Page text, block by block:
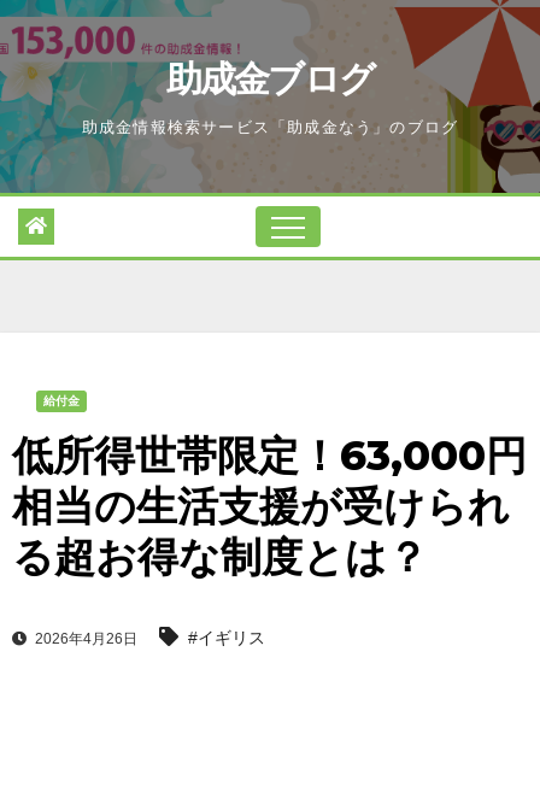
Skip
to
content
助成金ブログ
助成金情報検索サービス「助成金なう」のブログ
給付金
低所得世帯限定！63,000円
相当の生活支援が受けられ
る超お得な制度とは？
2026年4月26日 #イギリス